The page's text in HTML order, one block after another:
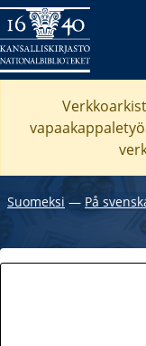
Suomeksi ― På